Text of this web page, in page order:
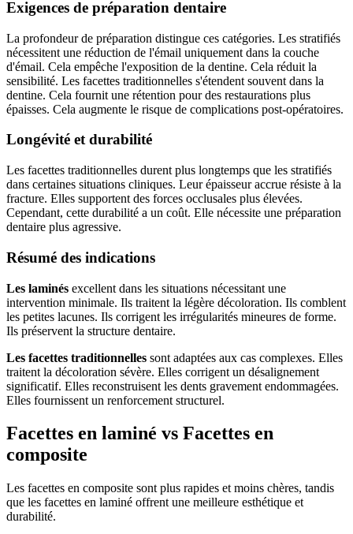
Exigences de préparation dentaire
La profondeur de préparation distingue ces catégories. Les stratifiés
nécessitent une réduction de l'émail uniquement dans la couche
d'émail. Cela empêche l'exposition de la dentine. Cela réduit la
sensibilité. Les facettes traditionnelles s'étendent souvent dans la
dentine. Cela fournit une rétention pour des restaurations plus
épaisses. Cela augmente le risque de complications post-opératoires.
Longévité et durabilité
Les facettes traditionnelles durent plus longtemps que les stratifiés
dans certaines situations cliniques. Leur épaisseur accrue résiste à la
fracture. Elles supportent des forces occlusales plus élevées.
Cependant, cette durabilité a un coût. Elle nécessite une préparation
dentaire plus agressive.
Résumé des indications
Les laminés excellent dans les situations nécessitant une
intervention minimale. Ils traitent la légère décoloration. Ils comblent
les petites lacunes. Ils corrigent les irrégularités mineures de forme.
Ils préservent la structure dentaire.
Les facettes traditionnelles sont adaptées aux cas complexes. Elles
traitent la décoloration sévère. Elles corrigent un désalignement
significatif. Elles reconstruisent les dents gravement endommagées.
Elles fournissent un renforcement structurel.
Facettes en laminé vs Facettes en
composite
Les facettes en composite sont plus rapides et moins chères, tandis
que les facettes en laminé offrent une meilleure esthétique et
durabilité.